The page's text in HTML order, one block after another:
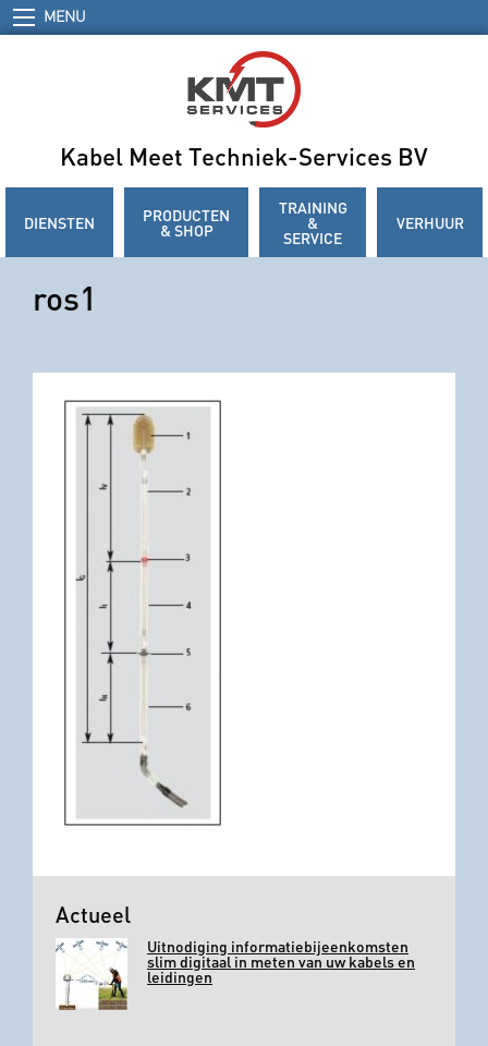
MENU
Kabel Meet Techniek-Services BV
DIENSTEN PRODUCTEN
& SHOP
TRAINING
&
SERVICE
VERHUUR
ros1
Actueel
Uitnodiging informatiebijeenkomsten
slim digitaal in meten van uw kabels en
leidingen